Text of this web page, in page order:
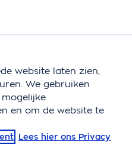
Meegroeiservice
website laten zien,
We gebruiken
en om de website te
Lees hier ons Privacy